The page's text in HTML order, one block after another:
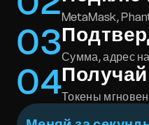
MetaMask,
03Сумма, адрес
04Токены